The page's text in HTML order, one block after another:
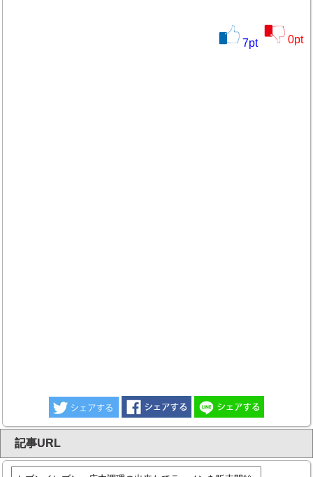
7pt 0pt
記事URL